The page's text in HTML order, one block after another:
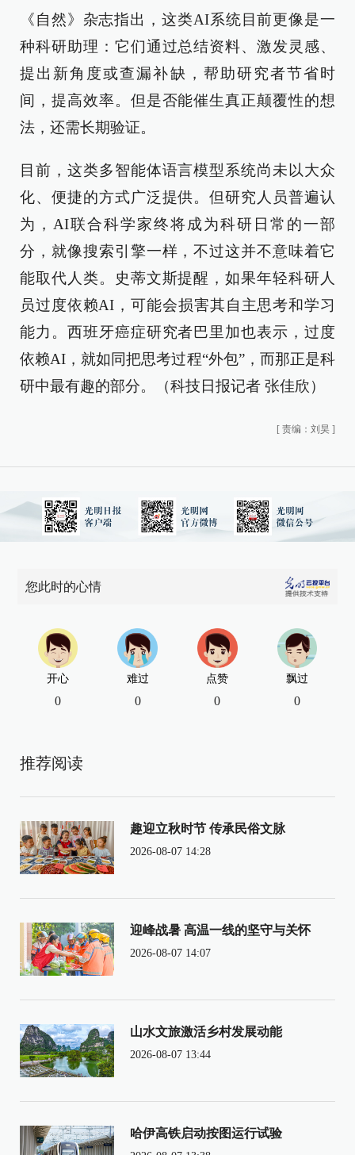
《自然》杂志指出，这类AI系统目前更像是一
种科研助理：它们通过总结资料、激发灵感、
提出新角度或查漏补缺，帮助研究者节省时
间，提高效率。但是否能催生真正颠覆性的想
法，还需长期验证。
目前，这类多智能体语言模型系统尚未以大众
化、便捷的方式广泛提供。但研究人员普遍认
为，AI联合科学家终将成为科研日常的一部
分，就像搜索引擎一样，不过这并不意味着它
能取代人类。史蒂文斯提醒，如果年轻科研人
员过度依赖AI，可能会损害其自主思考和学习
能力。西班牙癌症研究者巴里加也表示，过度
依赖AI，就如同把思考过程“外包”，而那正是科
研中最有趣的部分。（科技日报记者 张佳欣）
[ 责编：刘昊 ]
您此时的心情
开心
0
难过
0
点赞
0
飘过
0
推荐阅读
趣迎立秋时节 传承民俗文脉
2026-08-07 14:28
迎峰战暑 高温一线的坚守与关怀
2026-08-07 14:07
山水文旅激活乡村发展动能
2026-08-07 13:44
哈伊高铁启动按图运行试验